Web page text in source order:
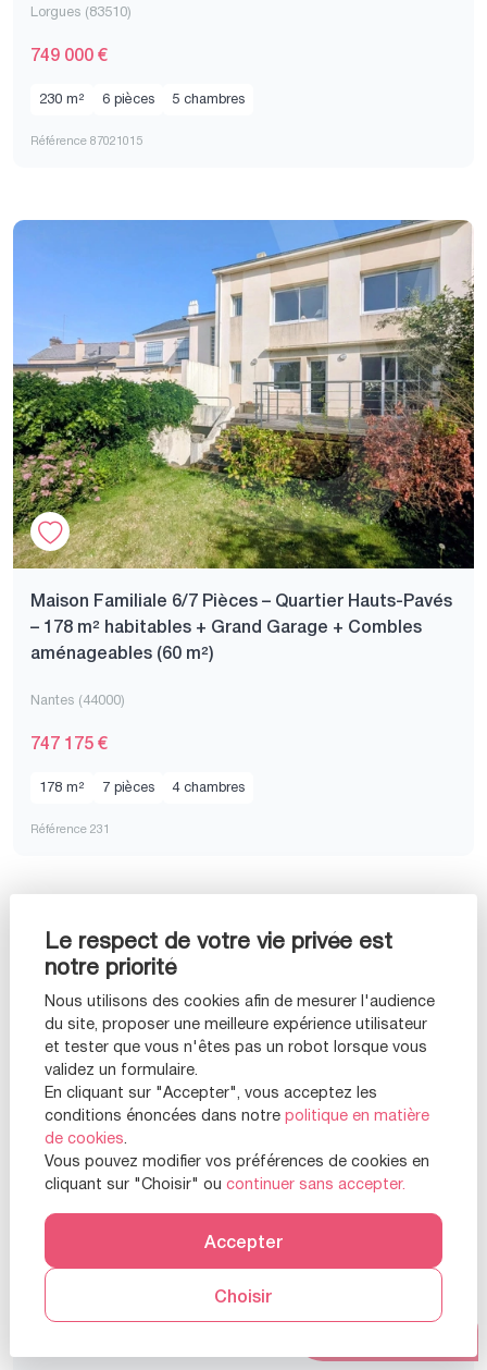
Le respect de votre vie privée est
notre priorité
Nous utilisons des cookies afin de mesurer l'audience
du site, proposer une meilleure expérience utilisateur
et tester que vous n'êtes pas un robot lorsque vous
validez un formulaire.
En cliquant sur "Accepter", vous acceptez les
conditions énoncées dans notrepolitique en matière
de cookies.
Vous pouvez modifier vos préférences de cookies en
cliquant sur "Choisir" ou continuer sans accepter.
Accepter
Choisir
Lorgues (83510)
749 000 €
230 m² 6 pièces 5 chambres
Référence 87021015
Maison Familiale 6/7 Pièces – Quartier Hauts-Pavés
– 178 m² habitables + Grand Garage + Combles
aménageables (60 m²)
Nantes (44000)
747 175 €
178 m² 7 pièces 4 chambres
Référence 231
Appartement 3 pièces d'exception entre
Faidherbe et Nation
Prendre RDV